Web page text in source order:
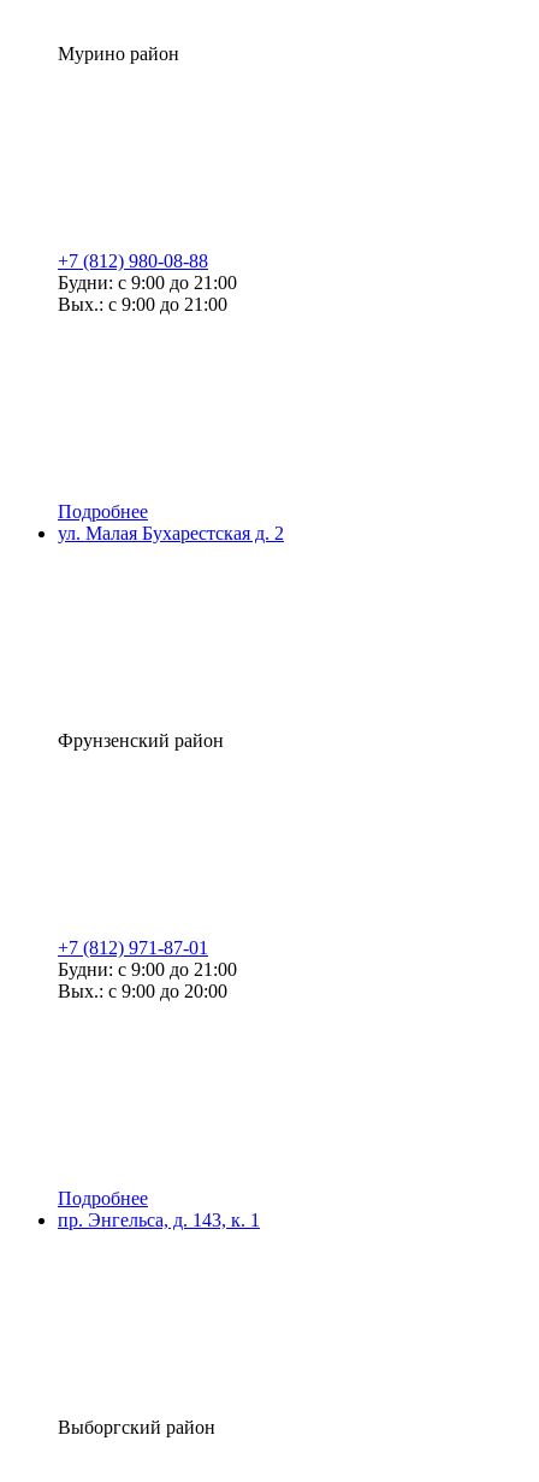
Мурино район
+7 (812) 980-08-88
Будни: с 9:00 до 21:00
Вых.: с 9:00 до 21:00
Подробнее
ул. Малая Бухарестская д. 2
Фрунзенский район
+7 (812) 971-87-01
Будни: с 9:00 до 21:00
Вых.: с 9:00 до 20:00
Подробнее
пр. Энгельса, д. 143, к. 1
Выборгский район